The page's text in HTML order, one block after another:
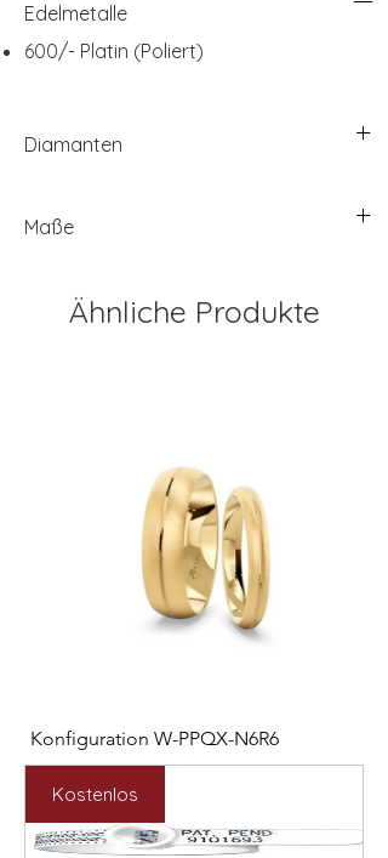
Edelmetalle
600/- Platin (Poliert)
Diamanten
Maße
Ähnliche Produkte
Konfiguration W-PPQX-N6R6
Preis
2.127,00 €
Preis
Kostenlos